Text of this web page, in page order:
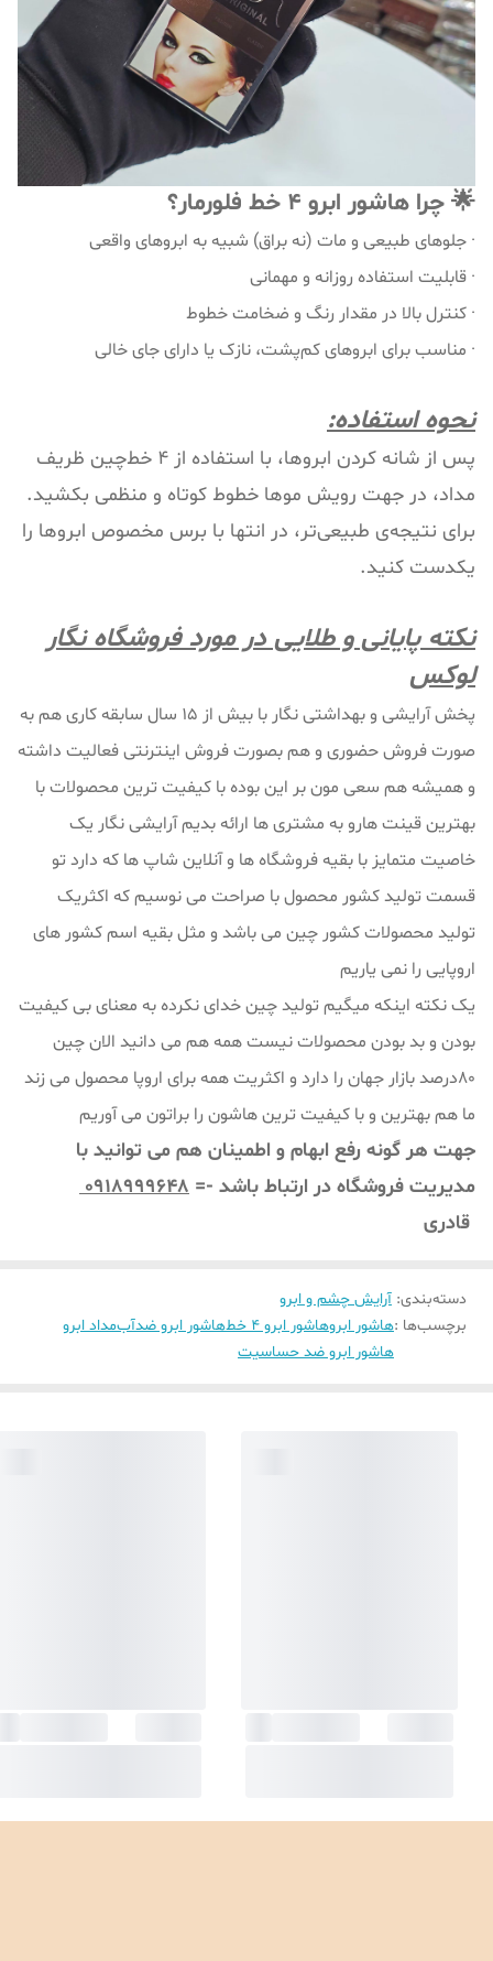
🌟 چرا هاشور ابرو ۴ خط فلورمار؟
· جلوهای طبیعی و مات (نه براق) شبیه به ابروهای واقعی
· قابلیت استفاده روزانه و مهمانی
· کنترل بالا در مقدار رنگ و ضخامت خطوط
· مناسب برای ابروهای کم‌پشت، نازک یا دارای جای خالی
نحوه استفاده:
پس از شانه کردن ابروها، با استفاده از ۴ خط‌چین ظریف
مداد، در جهت رویش موها خطوط کوتاه و منظمی بکشید.
برای نتیجه‌ی طبیعی‌تر، در انتها با برس مخصوص ابروها را
یکدست کنید.
نکته پایانی و طلایی در مورد فروشگاه نگار
لوکس
پخش آرایشی و بهداشتی نگار با بیش از 15 سال سابقه کاری هم به
صورت فروش حضوری و هم بصورت فروش اینترنتی فعالیت داشته
و همیشه هم سعی مون بر این بوده با کیفیت ترین محصولات با
بهترین قینت هارو به مشتری ها ارائه بدیم آرایشی نگار یک
خاصیت متمایز با بقیه فروشگاه ها و آنلاین شاپ ها که دارد تو
قسمت تولید کشور محصول با صراحت می نوسیم که اکثریک
تولید محصولات کشور چین می باشد و مثل بقیه اسم کشور های
اروپایی را نمی یاریم
یک نکته اینکه میگیم تولید چین خدای نکرده به معنای بی کیفیت
بودن و بد بودن محصولات نیست همه هم می دانید الان چین
80درصد بازار جهان را دارد و اکثریت همه برای اروپا محصول می زند
ما هم بهترین و با کیفیت ترین هاشون را براتون می آوریم
جهت هر گونه رفع ابهام و اطمینان هم می توانید با
مدیریت فروشگاه در ارتباط باشد -= 0918999648
قادری
دسته‌بندی: آرایش چشم و ابرو
برچسب‌ها :هاشور ابروهاشور ابرو 4 خط هاشور ابرو ضدآبمداد ابرو
هاشور ابرو ضد حساسیت